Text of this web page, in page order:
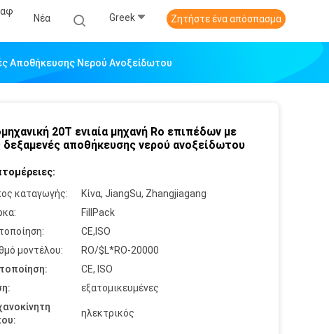
Νέα Greek Ζητήστε ένα απόσπασμα
Αποθήκευσης Νερού Ανοξείδωτου
20T ενιαία μηχανή Ro επιπέδων με
δεξαμενές αποθήκευσης νερού ανοξείδωτου
καταγωγής:
Κίνα, JiangSu, Zhangjiagang
FillPack
CE,ISO
μοντέλου:
RO/$L*RO-20000
CE, ISO
εξατομικευμένες
ηλεκτρικός